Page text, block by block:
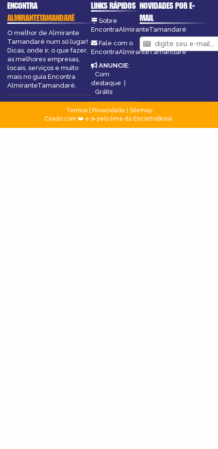
ENCONTRA
ALMIRANTETAMANDARÉ
O melhor de Almirante
Tamandaré num só lugar!
Dicas, onde ir, o que fazer,
as melhores empresas,
locais, serviços e muito
mais no guia Encontra
AlmiranteTamandaré.
LINKS RÁPIDOS
Sobre
EncontraAlmiranteTamandaré
Fale com o
EncontraAlmiranteTamandaré
ANUNCIE:
Com
destaque
Grátis
NOVIDADES POR E-
MAIL
Termos| Privacidade
Sitemap
Criado com ❤️ e ☕ pelo time do EncontraBrasil